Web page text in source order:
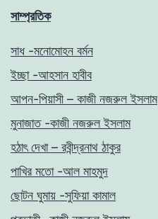
সাম্প্রতিক
সাধ -মনোমোহন বর্মন
ইচ্ছা -আহসান হাবীব
আপন-পিয়াসী – কাজী নজরুল ইসলাম
মুনাজাত -কাজী নজরুল ইসলাম
হঠাৎ দেখা – রবীন্দ্রনাথ ঠাকুর
পাখির মতো -আল মাহমুদ
ছোটন ঘুমায় -সুফিয়া কামাল